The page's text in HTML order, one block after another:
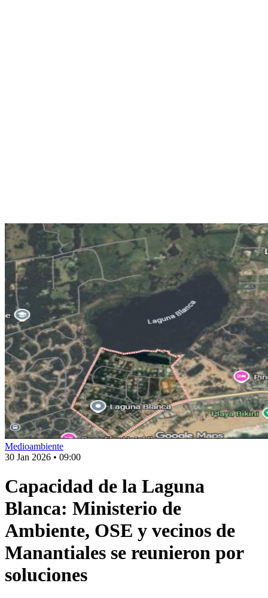
Medioambiente
30 Jan 2026 • 09:00
Capacidad de la Laguna
Blanca: Ministerio de
Ambiente, OSE y vecinos de
Manantiales se reunieron por
soluciones